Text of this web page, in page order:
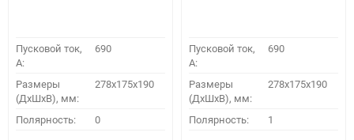
Пусковой ток,
A:
690
Размеры
(ДхШхВ), мм:
278x175x190
Полярность: 0
Пусковой ток,
A:
690
Размеры
(ДхШхВ), мм:
278x175x190
Полярность: 1